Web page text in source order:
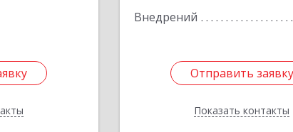
Внедрений
Отправить заявку
Показать контакты
Отправить заявку
Назад